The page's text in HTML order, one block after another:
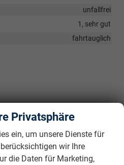
unfallfrei
1, sehr gut
fahrtauglich
lehne geteilt umlegbar
Kofferraum
vorhanden
4WD und e-Hybrid)
vorhanden
beleuchtet
vorhanden
Privatsphäre
ein, um unsere Dienste für
wir Ihre
die Daten für Marketing,